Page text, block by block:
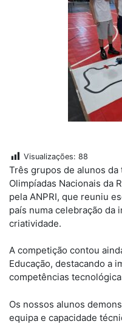
Visualizações: 88
Três grupos de alunos da
Olimpíadas Nacionais da
pela ANPRI, que reuniu
país numa celebração da
criatividade.
A competição contou
Educação, destacando a
competências
Os nossos alunos
equipa e capacidade